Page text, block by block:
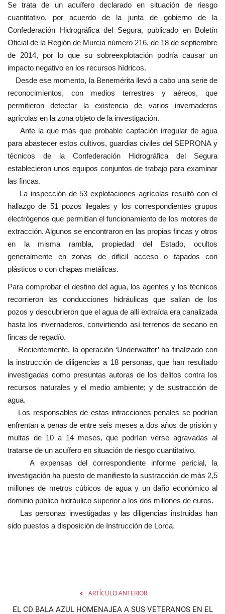
Se trata de un acuífero declarado en situación de riesgo
cuantitativo, por acuerdo de la junta de gobierno de la
Confederación Hidrográfica del Segura, publicado en Boletín
Oficial de la Región de Murcia número 216, de 18 de septiembre
de 2014, por lo que su sobreexplotación podría causar un
impacto negativo en los recursos hídricos.
Desde ese momento, la Benemérita llevó a cabo una serie de
reconocimientos, con medios terrestres y aéreos, que
permitieron detectar la existencia de varios invernaderos
agrícolas en la zona objeto de la investigación.
Ante la que más que probable captación irregular de agua
para abastecer estos cultivos, guardias civiles del SEPRONA y
técnicos de la Confederación Hidrográfica del Segura
establecieron unos equipos conjuntos de trabajo para examinar
las fincas.
La inspección de 53 explotaciones agrícolas resultó con el
hallazgo de 51 pozos ilegales y los correspondientes grupos
electrógenos que permitían el funcionamiento de los motores de
extracción. Algunos se encontraron en las propias fincas y otros
en la misma rambla, propiedad del Estado, ocultos
generalmente en zonas de difícil acceso o tapados con
plásticos o con chapas metálicas.
Para comprobar el destino del agua, los agentes y los técnicos
recorrieron las conducciones hidráulicas que salían de los
pozos y descubrieron que el agua de allí extraída era canalizada
hasta los invernaderos, convirtiendo así terrenos de secano en
fincas de regadío.
Recientemente, la operación ‘Underwatter’ ha finalizado con
la instrucción de diligencias a 18 personas, que han resultado
investigadas como presuntas autoras de los delitos contra los
recursos naturales y el medio ambiente; y de sustracción de
agua.
Los responsables de estas infracciones penales se podrían
enfrentan a penas de entre seis meses a dos años de prisión y
multas de 10 a 14 meses, que podrían verse agravadas al
tratarse de un acuífero en situación de riesgo cuantitativo.
A expensas del correspondiente informe pericial, la
investigación ha puesto de manifiesto la sustracción de más 2,5
millones de metros cúbicos de agua y un daño económico al
dominio público hidráulico superior a los dos millones de euros.
Las personas investigadas y las diligencias instruidas han
sido puestos a disposición de Instrucción de Lorca.
ARTÍCULO ANTERIOR
EL CD BALA AZUL HOMENAJEA A SUS VETERANOS EN EL